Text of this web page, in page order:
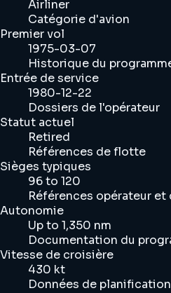
Airliner
Catégorie d'avion
Premier vol
1975-03-07
Historique du
Entrée de service
1980-12-22
Dossiers de l'opérateur
Statut actuel
Retired
Références de flotte
Sièges typiques
96 to 120
Références opérateur et
Autonomie
Up to 1,350 nm
Documentation du
Vitesse de croisière
430 kt
Données de planification